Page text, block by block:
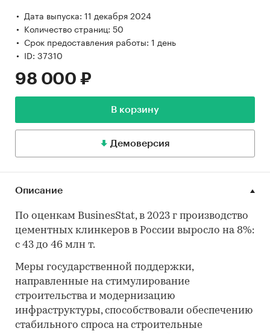
Дата выпуска: 11 декабря 2024
Количество страниц: 50
Срок предоставления работы: 1 день
ID: 37310
98 000 ₽
В корзину
Демоверсия
Описание
По оценкам BusinesStat, в 2023 г производство
цементных клинкеров в России выросло на 8%:
с 43 до 46 млн т.
Меры государственной поддержки,
направленные на стимулирование
строительства и модернизацию
инфраструктуры, способствовали обеспечению
стабильного спроса на строительные